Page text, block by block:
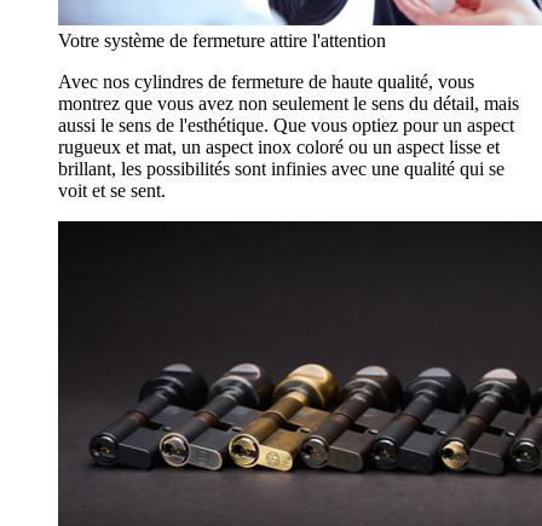
Votre système de fermeture attire l'attention
Avec nos cylindres de fermeture de haute qualité, vous
montrez que vous avez non seulement le sens du détail, mais
aussi le sens de l'esthétique. Que vous optiez pour un aspect
rugueux et mat, un aspect inox coloré ou un aspect lisse et
brillant, les possibilités sont infinies avec une qualité qui se
voit et se sent.